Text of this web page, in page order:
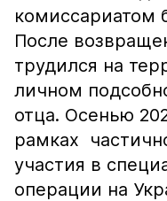
комиссариатом
После
трудился на
личном
отца. Осенью
рамках
участия в
операции на